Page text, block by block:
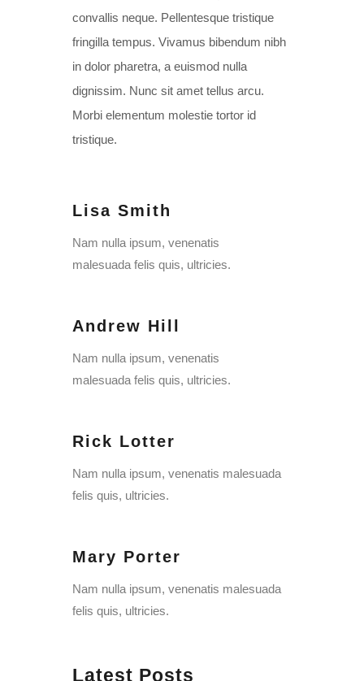
convallis neque. Pellentesque tristique
fringilla tempus. Vivamus bibendum nibh
in dolor pharetra, a euismod nulla
dignissim. Nunc sit amet tellus arcu.
Morbi elementum molestie tortor id
tristique.
Lisa Smith
Nam nulla ipsum, venenatis
malesuada felis quis, ultricies.
Andrew Hill
Nam nulla ipsum, venenatis
malesuada felis quis, ultricies.
Rick Lotter
Nam nulla ipsum, venenatis malesuada
felis quis, ultricies.
Mary Porter
Nam nulla ipsum, venenatis malesuada
felis quis, ultricies.
Latest Posts